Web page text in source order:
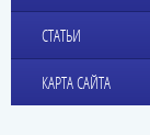
СТАТЬИ
КАРТА САЙТА